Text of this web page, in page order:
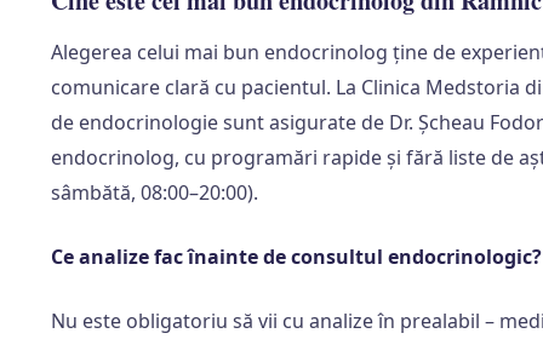
Alegerea celui mai bun endocrinolog ține de
comunicare clară cu pacientul. La Clinica Medstoria
de endocrinologie sunt asigurate de Dr. Șcheau
endocrinolog, cu programări rapide și fără liste de
sâmbătă, 08:00–20:00).
Ce analize fac înainte de consultul endocrinologic?
Nu este obligatoriu să vii cu analize în prealabil –